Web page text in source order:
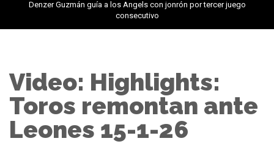
Denzer Guzmán guía a los Angels con jonrón por tercer juego
consecutivo
Video: Highlights:
Toros remontan ante
Leones 15-1-26